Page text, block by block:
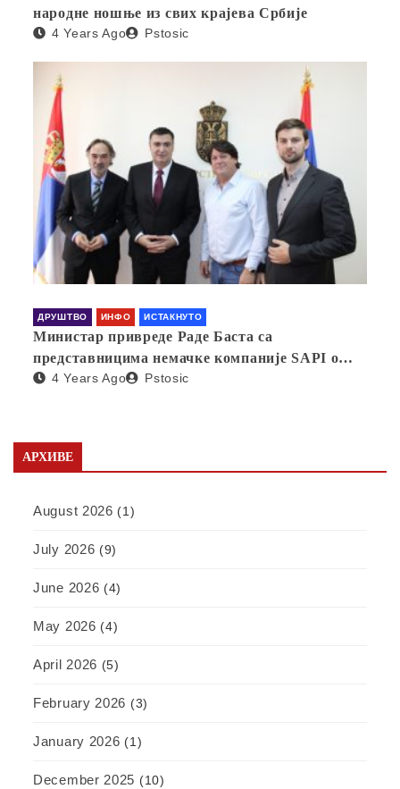
народне ношње из свих крајева Србије
4 Years Ago Pstosic
ДРУШТВО ИНФО ИСТАКНУТО
Министар привреде Раде Баста са
представницима немачке компаније SAPI о
отварању фабрике у Србији
4 Years Ago Pstosic
АРХИВЕ
August 2026 (1)
July 2026 (9)
June 2026 (4)
May 2026 (4)
April 2026 (5)
February 2026 (3)
January 2026 (1)
December 2025 (10)